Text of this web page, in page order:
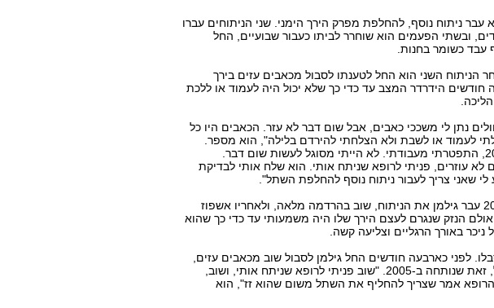
2007 הוא עבר ניתוח נוסף, להחלפת מפרק הירך הימני. שני הניתוחים עברו
ובשתי הפעמים הוא שוחרר לביתו כעבור שבועיים, החל
עבד כשומר בחנות.
הניתוח השני הוא החל לטענתו לסבול מכאבים עזים בירך
חודשים הידרדר המצב עד כדי כך שלא יכול היה לעמוד או ללכת
נתן לי משככי כאבים, אבל שום דבר לא עזר. הכאבים היו כל
כך חזקים שלא יכולתי לעמוד או לשבת ולא הצלחתי להירדם בלילה‭,"‬ הוא מספר.
"לבסוף, במאי ‭,2010‬ התפטרתי מעבודתי. לא הייתי מסוגל לעשות שום דבר.
לא עוזרים, פניתי לרופא שניתח אותי. הוא שלח אותי לבדיקת
ב‭21-‬ בנובמבר 2010 עבר גילמן את הניתוח, שוב בהרדמה מלאה, ולאחריו אשפוז
הנזק שנגרם לעצם הירך שלו היה משמעותי עד כדי כך שהוא
באורך הרגליים וצליעה קשה.
לפני כארבעה חודשים החל גילמן לסבול שוב מכאבים עזים,
הפעם ברגל שמאל, זאת שנותחה ב‭.2005-‬ "שוב פניתי לרופא שניתח אותי, ושוב,
לאחר בדיקת ‭,CT‬ הרופא אמר שצריך להחליף את השתל משום שהוא זז‭,"‬ הוא